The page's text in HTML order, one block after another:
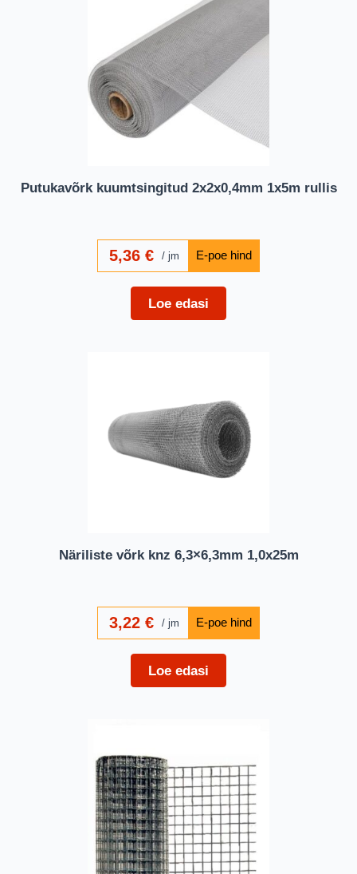
Putukavõrk kuumtsingitud 2x2x0,4mm 1x5m rullis
5,36 € jm
Loe edasi
Näriliste võrk knz 6,3×6,3mm 1,0x25m
3,22 € jm
Loe edasi